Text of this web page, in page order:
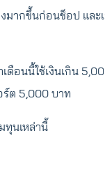
ากขึ้นก่อนช็อป และ
อนนี้ใช้เงินเกิน
ร์ต 5,000 บาท
ทุนเหล่านี้